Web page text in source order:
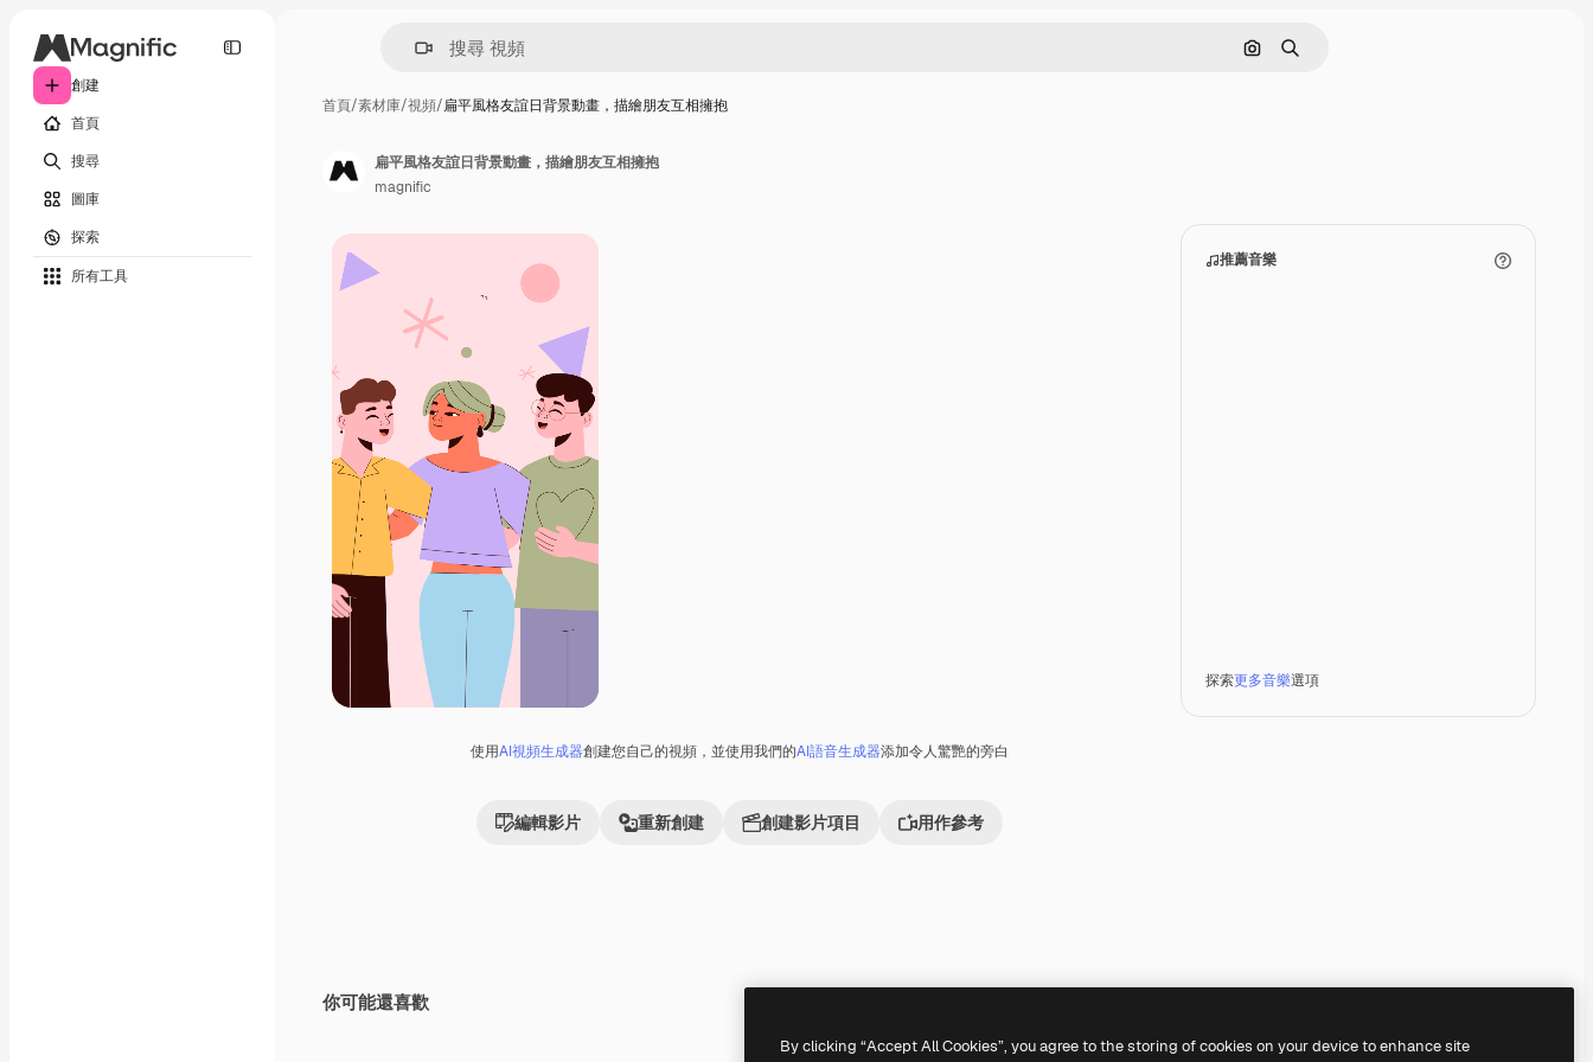
創建
首頁
搜尋
圖庫
探索
所有工具
通過圖像搜索
搜尋
首頁/素材庫/視頻/扁平風格友誼日背景動畫，描繪朋友互相擁抱
使用AI視頻生成器創建您自己的視頻，並使用我們的AI語音生成器添加令人驚艷的旁白
編輯影片 重新創建 創建影片項目 用作參考
推薦音樂
探索更多音樂選項
扁平風格友誼日背景動畫，描繪朋友互相擁抱
magnific
你可能還喜歡
By clicking “Accept All Cookies”, you agree to the storing of cookies on your device to enhance site